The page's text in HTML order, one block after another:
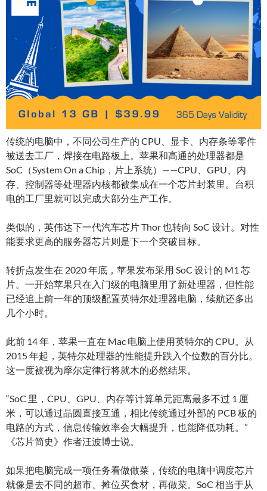
传统的电脑中，不同公司生产的 CPU、显卡、内存条等零件
被送去工厂，焊接在电路板上。苹果和高通的处理器都是
SoC（System On a Chip，片上系统）——CPU、GPU、内
存、控制器等处理器内核都被集成在一个芯片封装里。台积
电的工厂里就可以完成大部分生产工作。
类似的，英伟达下一代汽车芯片 Thor 也转向 SoC 设计。对性
能要求更高的服务器芯片则是下一个突破目标。
转折点发生在 2020 年底，苹果发布采用 SoC 设计的 M1 芯
片。一开始苹果只在入门级的电脑里用了新处理器，但性能
已经追上前一年的顶级配置英特尔处理器电脑，续航还多出
几个小时。
此前 14 年，苹果一直在 Mac 电脑上使用英特尔的 CPU。从
2015 年起，英特尔处理器的性能提升跌入个位数的百分比。
这一度被视为摩尔定律行将就木的必然结果。
“SoC 里，CPU、GPU、内存等计算单元距离最多不过 1 厘
米，可以通过晶圆直接互通，相比传统通过外部的 PCB 板的
电路的方式，信息传输效率会大幅提升，也能降低功耗。”
《芯片简史》作者汪波博士说。
如果把电脑完成一项任务看做做菜，传统的电脑中调度芯片
就像是去不同的超市、摊位买食材，再做菜。SoC 相当于从